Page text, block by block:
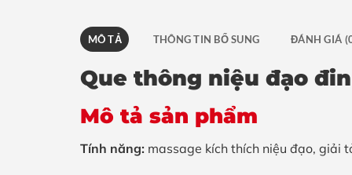
MÔ TẢ THÔNG TIN BỔ SUNG ĐÁNH GIÁ
Que thông niệu đạo
Mô tả sản phẩm
Tính năng: massage kích thích niệu đạo, giải